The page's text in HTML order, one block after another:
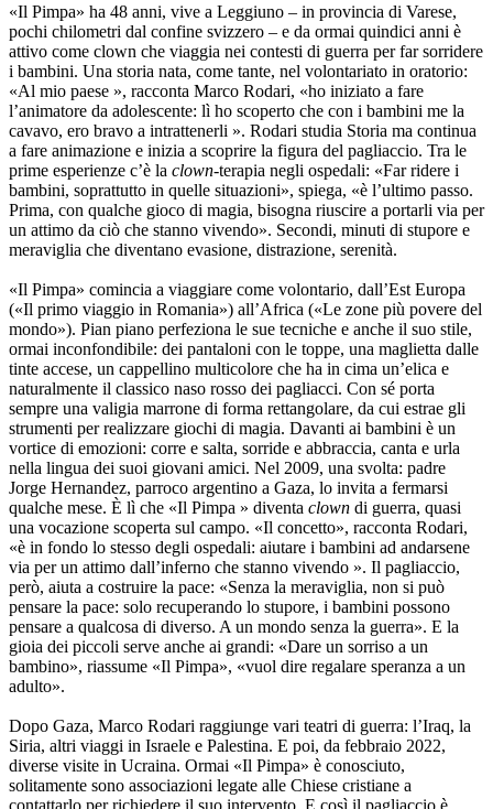
«Il Pimpa» ha 48 anni, vive a Leggiuno – in provincia di Varese,
pochi chilometri dal confine svizzero – e da ormai quindici anni è
attivo come clown che viaggia nei contesti di guerra per far sorridere
i bambini. Una storia nata, come tante, nel volontariato in oratorio:
«Al mio paese », racconta Marco Rodari, «ho iniziato a fare
l’animatore da adolescente: lì ho scoperto che con i bambini me la
cavavo, ero bravo a intrattenerli ». Rodari studia Storia ma continua
a fare animazione e inizia a scoprire la figura del pagliaccio. Tra le
prime esperienze c’è la clown-terapia negli ospedali: «Far ridere i
bambini, soprattutto in quelle situazioni», spiega, «è l’ultimo passo.
Prima, con qualche gioco di magia, bisogna riuscire a portarli via per
un attimo da ciò che stanno vivendo». Secondi, minuti di stupore e
meraviglia che diventano evasione, distrazione, serenità.
«Il Pimpa» comincia a viaggiare come volontario, dall’Est Europa
(«Il primo viaggio in Romania») all’Africa («Le zone più povere del
mondo»). Pian piano perfeziona le sue tecniche e anche il suo stile,
ormai inconfondibile: dei pantaloni con le toppe, una maglietta dalle
tinte accese, un cappellino multicolore che ha in cima un’elica e
naturalmente il classico naso rosso dei pagliacci. Con sé porta
sempre una valigia marrone di forma rettangolare, da cui estrae gli
strumenti per realizzare giochi di magia. Davanti ai bambini è un
vortice di emozioni: corre e salta, sorride e abbraccia, canta e urla
nella lingua dei suoi giovani amici. Nel 2009, una svolta: padre
Jorge Hernandez, parroco argentino a Gaza, lo invita a fermarsi
qualche mese. È lì che «Il Pimpa » diventa clown di guerra, quasi
una vocazione scoperta sul campo. «Il concetto», racconta Rodari,
«è in fondo lo stesso degli ospedali: aiutare i bambini ad andarsene
via per un attimo dall’inferno che stanno vivendo ». Il pagliaccio,
però, aiuta a costruire la pace: «Senza la meraviglia, non si può
pensare la pace: solo recuperando lo stupore, i bambini possono
pensare a qualcosa di diverso. A un mondo senza la guerra». E la
gioia dei piccoli serve anche ai grandi: «Dare un sorriso a un
bambino», riassume «Il Pimpa», «vuol dire regalare speranza a un
adulto».
Dopo Gaza, Marco Rodari raggiunge vari teatri di guerra: l’Iraq, la
Siria, altri viaggi in Israele e Palestina. E poi, da febbraio 2022,
diverse visite in Ucraina. Ormai «Il Pimpa» è conosciuto,
solitamente sono associazioni legate alle Chiese cristiane a
contattarlo per richiedere il suo intervento. E così il pagliaccio è